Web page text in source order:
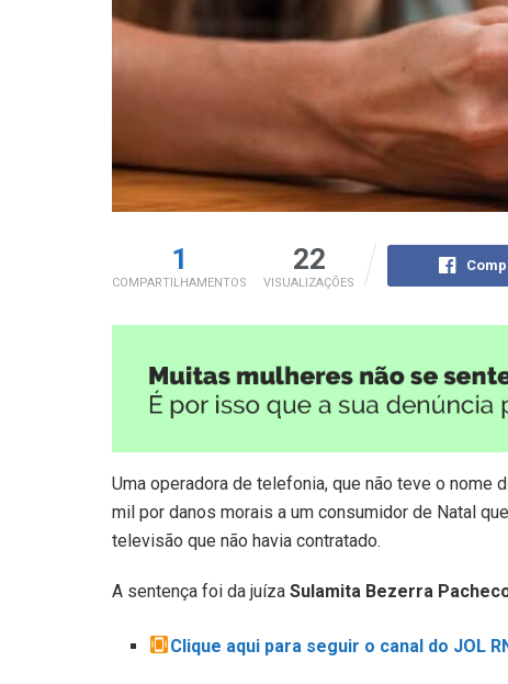
1
COMPARTILHAMENTOS
22
VISUALIZAÇÕES
Uma operadora de telefonia, que não teve o nome
mil por danos morais a um consumidor de Natal
televisão que não havia contratado.
A sentença foi da juíza Sulamita Bezerra
Clique aqui para seguir o canal do JOL